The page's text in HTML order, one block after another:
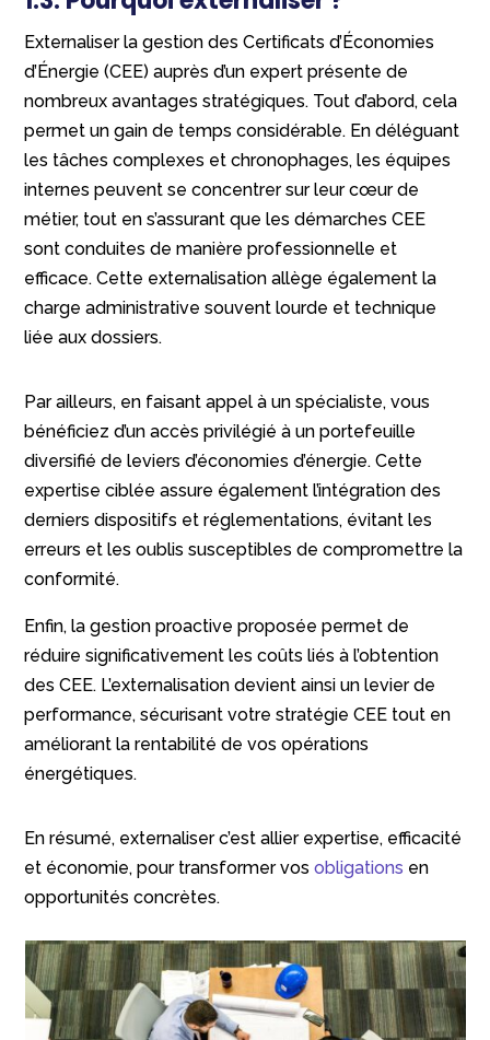
Externaliser la gestion des Certificats d’Économies
d’Énergie (CEE) auprès d’un expert présente de
nombreux avantages stratégiques. Tout d’abord, cela
permet un gain de temps considérable. En déléguant
les tâches complexes et chronophages, les équipes
internes peuvent se concentrer sur leur cœur de
métier, tout en s’assurant que les démarches CEE
sont conduites de manière professionnelle et
efficace. Cette externalisation allège également la
charge administrative souvent lourde et technique
liée aux dossiers.
Par ailleurs, en faisant appel à un spécialiste, vous
bénéficiez d’un accès privilégié à un portefeuille
diversifié de leviers d’économies d’énergie. Cette
expertise ciblée assure également l’intégration des
derniers dispositifs et réglementations, évitant les
erreurs et les oublis susceptibles de compromettre la
conformité.
Enfin, la gestion proactive proposée permet de
réduire significativement les coûts liés à l’obtention
des CEE. L’externalisation devient ainsi un levier de
performance, sécurisant votre stratégie CEE tout en
améliorant la rentabilité de vos opérations
énergétiques.
En résumé, externaliser c’est allier expertise, efficacité
et économie, pour transformer vosobligations en
opportunités concrètes.